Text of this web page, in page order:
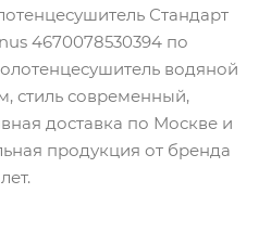
Стандарт
4670078530394 по
водяной
стиль современный,
доставка по Москве и
продукция от бренда